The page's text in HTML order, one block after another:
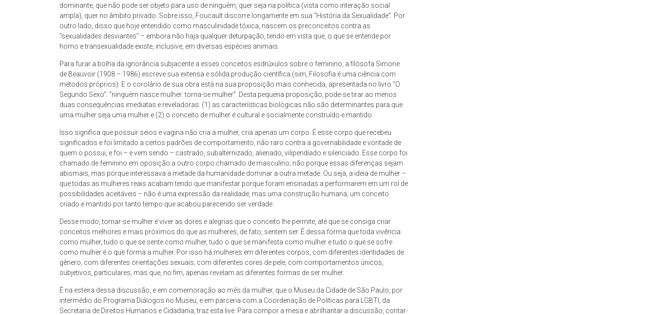
de
São
Paulo,
compreendendo
os
aspectos
da
cidade
contemporânea
a
da
perspectiva
cultural
e
ambiental.
dominante, que não pode ser objeto para uso de ninguém, quer seja na política (vista como interação social
ampla), quer no âmbito privado. Sobre isso, Foucault discorre longamente em sua “História da Sexualidade”. Por
outro lado, disso que hoje entendido como masculinidade tóxica, nascem os preconceitos contra as
“sexualidades desviantes” – embora não haja qualquer deturpação, tendo em vista que, o que se entende por
homo e transexualidade existe, inclusive, em diversas espécies animais.
Para furar a bolha da ignorância subjacente a esses conceitos esdrúxulos sobre o feminino, a filósofa Simone
de Beauvoir (1908 – 1986) escreve sua extensa e sólida produção científica (sim, Filosofia é uma ciência com
métodos próprios). E o corolário de sua obra está na sua proposição mais conhecida, apresentada no livro “O
Segundo Sexo”: “ninguém nasce mulher: torna-se mulher”. Desta pequena proposição, pode-se tirar ao menos
duas consequências imediatas e reveladoras: (1) as características biológicas não são determinantes para que
uma mulher seja uma mulher e (2) o conceito de mulher é cultural e socialmente construído e mantido.
Isso significa que possuir seios e vagina não cria a mulher, cria apenas um corpo. É esse corpo que recebeu
significados e foi limitado a certos padrões de comportamento, não raro contra a governabilidade e vontade de
quem o possui, e foi – e vem sendo – castrado, subalternizado, alienado, vilipendiado e silenciado. Esse corpo foi
chamado de feminino em oposição a outro corpo chamado de masculino; não porque essas diferenças sejam
abismais, mas porque interessava a metade da humanidade dominar a outra metade. Ou seja, a ideia de mulher –
que todas as mulheres reais acabam tendo que manifestar porque foram ensinadas a performarem em um rol de
possibilidades aceitáveis – não é uma expressão da realidade, mas uma construção humana, um conceito
criado e mantido por tanto tempo que acabou parecendo ser verdade.
Desse modo, tornar-se mulher é viver as dores e alegrias que o conceito lhe permite, até que se consiga criar
conceitos melhores e mais próximos do que as mulheres, de fato, sentem ser. É dessa forma que toda vivência
como mulher, tudo o que se sente como mulher, tudo o que se manifesta como mulher e tudo o que se sofre
como mulher é o que forma a mulher. Por isso há mulheres em diferentes corpos, com diferentes identidades de
gênero, com diferentes orientações sexuais, com diferentes cores de pele, com comportamentos únicos,
subjetivos, particulares, mas que, no fim, apenas revelam as diferentes formas de ser mulher.
É na esteira dessa discussão, e em comemoração ao mês da mulher, que o Museu da Cidade de São Paulo, por
intermédio do Programa Diálogos no Museu, e em parceria com a Coordenação de Políticas para LGBTI, da
Secretaria de Direitos Humanos e Cidadania, traz esta live. Para compor a mesa e abrilhantar a discussão, contar-